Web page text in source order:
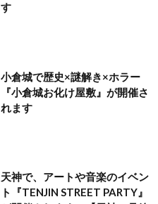
す
小倉城で歴史×謎解き×ホラー
『小倉城お化け屋敷』が開催さ
れます
天神で、アートや音楽のイベン
ト『TENJIN STREET PARTY』